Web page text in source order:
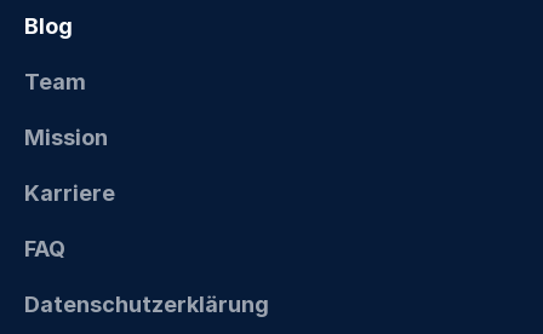
Blog
Team
Mission
Karriere
FAQ
Datenschutzerklärung